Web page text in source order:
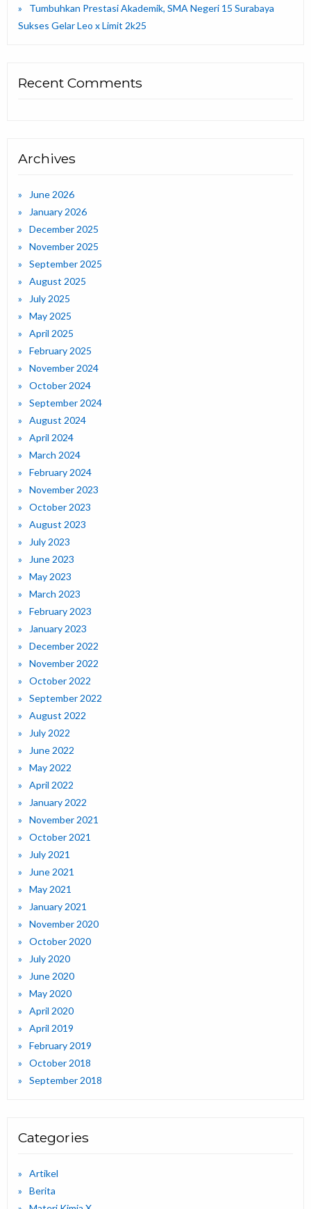
Tumbuhkan Prestasi Akademik, SMA Negeri 15 Surabaya
Sukses Gelar Leo x Limit 2k25
Recent Comments
Archives
June 2026
January 2026
December 2025
November 2025
September 2025
August 2025
July 2025
May 2025
April 2025
February 2025
November 2024
October 2024
September 2024
August 2024
April 2024
March 2024
February 2024
November 2023
October 2023
August 2023
July 2023
June 2023
May 2023
March 2023
February 2023
January 2023
December 2022
November 2022
October 2022
September 2022
August 2022
July 2022
June 2022
May 2022
April 2022
January 2022
November 2021
October 2021
July 2021
June 2021
May 2021
January 2021
November 2020
October 2020
July 2020
June 2020
May 2020
April 2020
April 2019
February 2019
October 2018
September 2018
Categories
Artikel
Berita